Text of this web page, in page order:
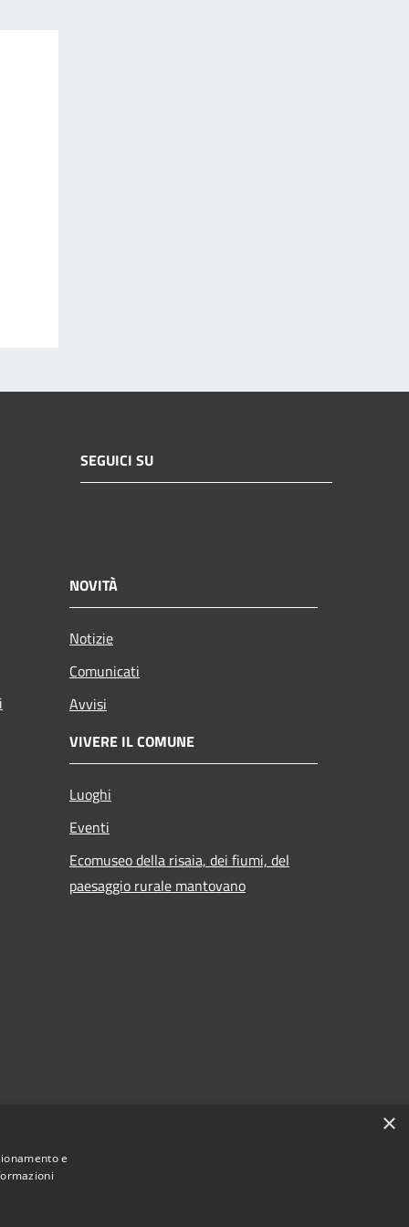
SEGUICI SU
NOVITÀ
Notizie
Comunicati
Avvisi
VIVERE IL COMUNE
Luoghi
Eventi
Ecomuseo della risaia, dei fiumi, del
paesaggio rurale mantovano
×
e